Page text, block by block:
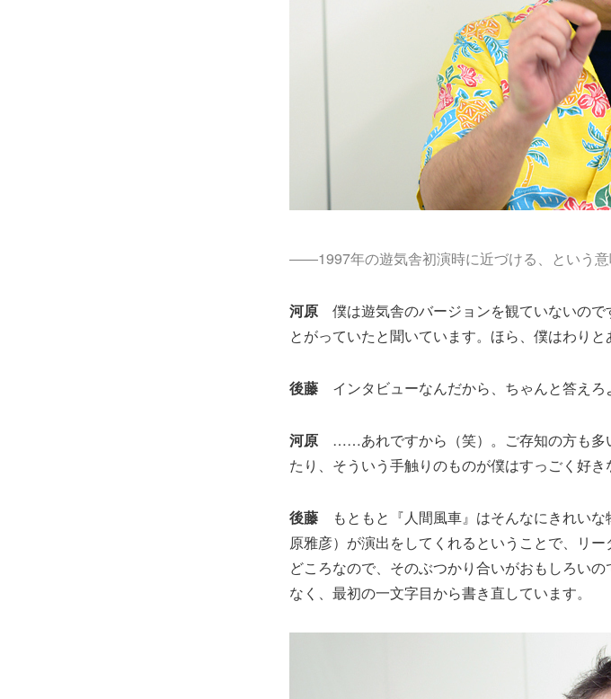
――1997年の遊気舎初演時に近づける、 という
河原 僕は遊気舎のバージョンを観ていないので
とがっていたと聞いています。ほら、僕はわり
後藤 インタビューなんだから、ちゃんと答えろ
河原 ……あれですから（笑）。ご存知の方も多
たり、そういう手触りのものが僕はすっごく好き
後藤 もともと『人間風車』はそんなにきれい
原雅彦）が演出をしてくれるということで、リ
どころなので、そのぶつかり合いがおもしろい
なく、最初の一文字目から書き直しています。